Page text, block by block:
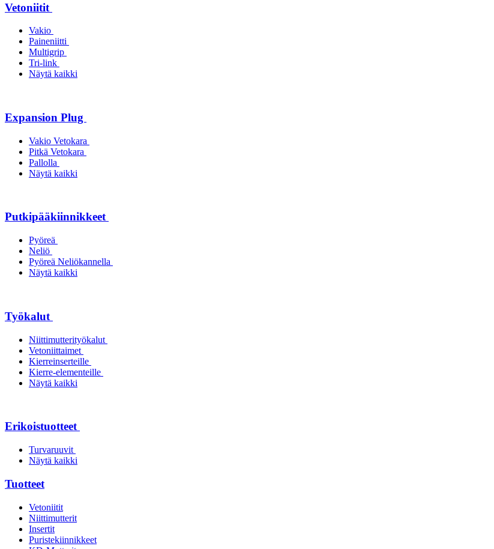
Vetoniitit
Vakio
Paineniitti
Multigrip
Tri-link
Näytä kaikki
Expansion Plug
Vakio Vetokara
Pitkä Vetokara
Pallolla
Näytä kaikki
Putkipääkiinnikkeet
Pyöreä
Neliö
Pyöreä Neliökannella
Näytä kaikki
Työkalut
Niittimutterityökalut
Vetoniittaimet
Kierreinserteille
Kierre-elementeille
Näytä kaikki
Erikoistuotteet
Turvaruuvit
Näytä kaikki
Tuotteet
Vetoniitit
Niittimutterit
Insertit
Puristekiinnikkeet